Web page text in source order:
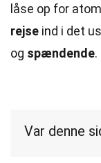
låse op for
rejse ind i det
og spændende.
Var denne